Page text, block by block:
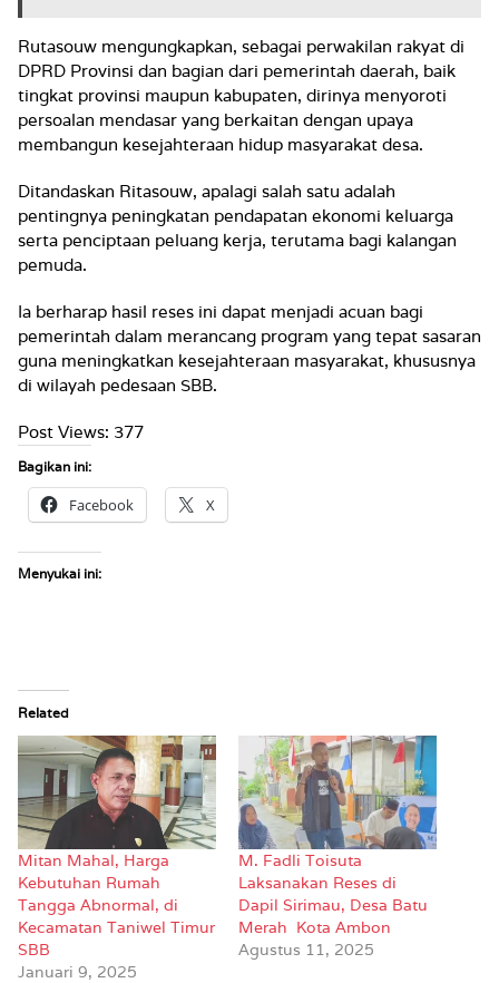
Rutasouw mengungkapkan, sebagai perwakilan rakyat di
DPRD Provinsi dan bagian dari pemerintah daerah, baik
tingkat provinsi maupun kabupaten, dirinya menyoroti
persoalan mendasar yang berkaitan dengan upaya
membangun kesejahteraan hidup masyarakat desa.
Ditandaskan Ritasouw, apalagi salah satu adalah
pentingnya peningkatan pendapatan ekonomi keluarga
serta penciptaan peluang kerja, terutama bagi kalangan
pemuda.
Ia berharap hasil reses ini dapat menjadi acuan bagi
pemerintah dalam merancang program yang tepat sasaran
guna meningkatkan kesejahteraan masyarakat, khususnya
di wilayah pedesaan SBB.
Post Views: 377
Bagikan ini:
Facebook X
Menyukai ini:
Related
Mitan Mahal, Harga
Kebutuhan Rumah
Tangga Abnormal, di
Kecamatan Taniwel Timur
SBB
Januari 9, 2025
M. Fadli Toisuta
Laksanakan Reses di
Dapil Sirimau, Desa Batu
Merah Kota Ambon
Agustus 11, 2025